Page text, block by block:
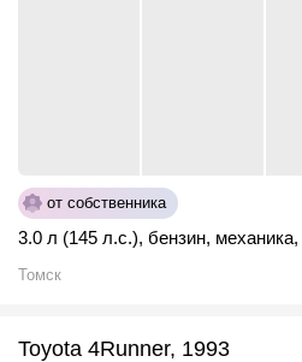
от собственника
3.0 л (145 л.с.), бензин, механика,
Томск
Toyota 4Runner, 1993